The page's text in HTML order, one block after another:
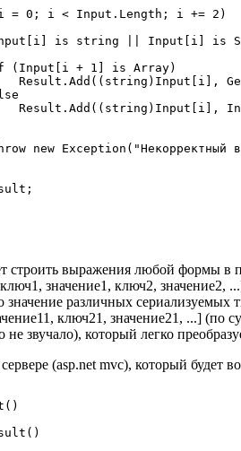
= 0; i < Input.Length; i += 2)
is string || Input[i] is
(Input[i + 1] is Array)
Result.Add((string)Input[i],
Result.Add((string)Input[i],
new Exception("Некорректный
строить выражения любой формы в
значение1, ключ2,
значение различных
ключ21, значение21, ...] (по
не звучало), который легко
(asp.net mvc), который